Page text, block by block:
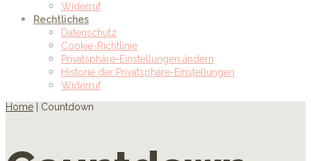
Widerruf
Rechtliches
Datenschutz
Cookie-Richtlinie
Privatsphäre-Einstellungen ändern
Historie der Privatsphäre-Einstellungen
Widerruf
Home
Countdown